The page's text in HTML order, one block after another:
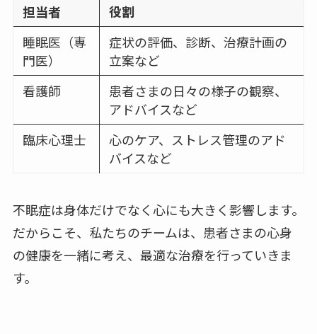
担当者
役割
睡眠医（専
門医）
症状の評価、診断、治療計画の
立案など
看護師
患者さまの日々の様子の観察、
アドバイスなど
臨床心理士
心のケア、ストレス管理のアド
バイスなど
不眠症は身体だけでなく心にも大きく影響します。
だからこそ、私たちのチームは、患者さまの心身
の健康を一緒に考え、最適な治療を行っていきま
す。